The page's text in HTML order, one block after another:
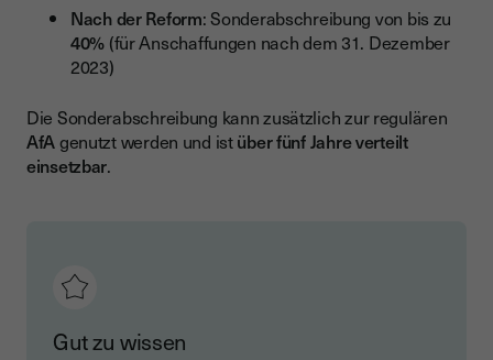
Nach der Reform: Sonderabschreibung von bis zu
40% (für Anschaffungen nach dem 31. Dezember
2023)
Die Sonderabschreibung kann zusätzlich zur regulären
AfAgenutzt werden und istüber fünf Jahre verteilt
einsetzbar.
Gut zu wissen